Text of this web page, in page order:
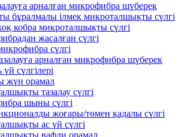
арналған микрофибра шүберек
бұралмалы ілмек микроталшықты сүлгі
кобра микроталшықты сүлгі
жасалған сүлгі
сүлгі
арналған микрофибра шүберек
сүлгілері
жүн орамал
тазалау сүлгі
шыны сүлгі
жоғары/төмен қадалы сүлгі
ас үй сүлгі